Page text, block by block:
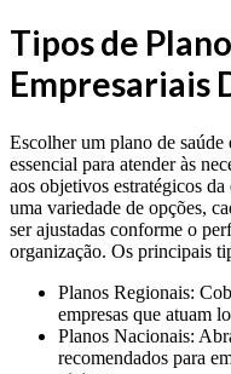
Tipos de
Empresariais
Escolher um plano de
essencial para atender às
aos objetivos estratégicos
uma variedade de opções,
ser ajustadas conforme o
organização. Os principais
Planos Regionais:
empresas que atuam
Planos Nacionais:
recomendados para